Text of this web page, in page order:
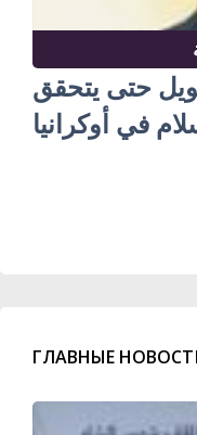
حتى يتحقق
في أوكرانيا
ГЛАВНЫЕ